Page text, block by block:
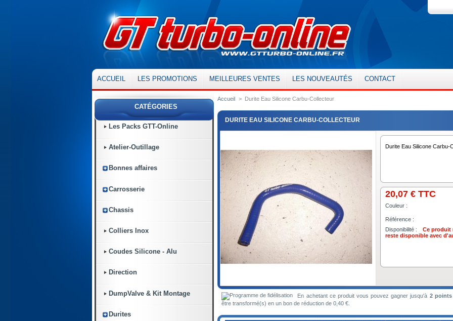
ACCUEIL LES PROMOTIONS MEILLEURES VENTES LES NOUVEAUTÉS CONTACT
CATÉGORIES
Les Packs GTT-Online
Atelier-Outillage
Bonnes affaires
Carrosserie
Chassis
Colliers Inox
Coudes Silicone - Alu
Direction
DumpValve & Kit Montage
Durites
Accueil > Durite Eau Silicone Carbu-Collecteur
DURITE EAU SILICONE CARBU-COLLECTEUR
Durite Eau Silicone Carbu-
20,07 € TTC
Couleur :
Référence :
Disponibilité :
Ce produit
reste disponible avec
En achetant ce produit vous pouvez gagner jusqu'à 2points
être transformé(s) en un bon de réduction de 0,40 €.